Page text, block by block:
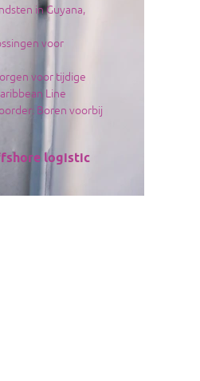
in Guyana,
voor
voor tijdige
Line
Boren voorbij
logistic